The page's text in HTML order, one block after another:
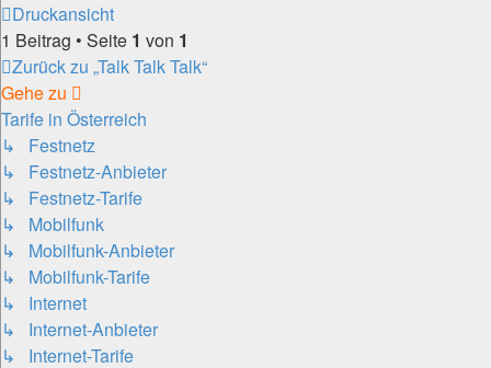
Druckansicht
1 Beitrag • Seite 1 von 1
Zurück zu „Talk Talk Talk“
Gehe zu
Tarife in Österreich
↳ Festnetz
↳ Festnetz-Anbieter
↳ Festnetz-Tarife
↳ Mobilfunk
↳ Mobilfunk-Anbieter
↳ Mobilfunk-Tarife
↳ Internet
↳ Internet-Anbieter
↳ Internet-Tarife